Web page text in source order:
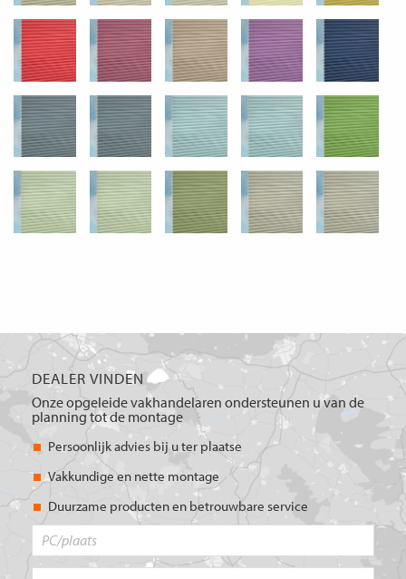
DEALER VINDEN
Onze opgeleide vakhandelaren ondersteunen u van de
planning tot de montage
Persoonlijk advies bij u ter plaatse
Vakkundige en nette montage
Duurzame producten en betrouwbare service